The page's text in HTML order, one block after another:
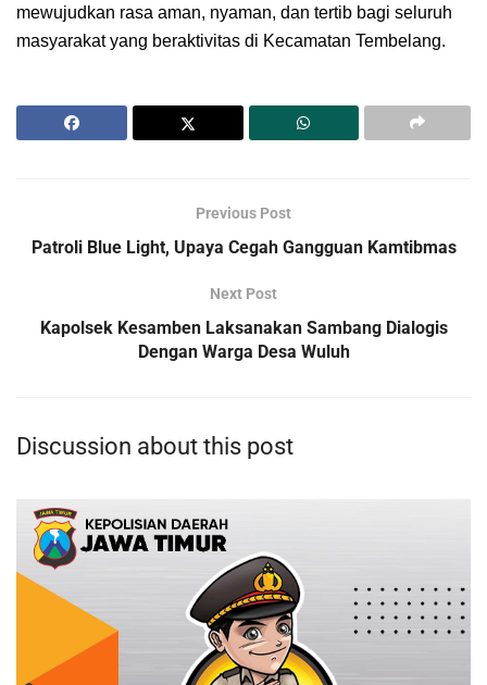
mewujudkan rasa aman, nyaman, dan tertib bagi seluruh
masyarakat yang beraktivitas di Kecamatan Tembelang.
Previous Post
Patroli Blue Light, Upaya Cegah Gangguan Kamtibmas
Next Post
Kapolsek Kesamben Laksanakan Sambang Dialogis
Dengan Warga Desa Wuluh
Discussion about this post